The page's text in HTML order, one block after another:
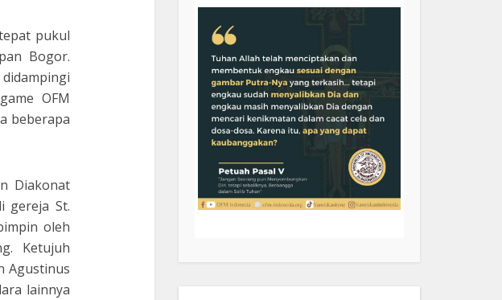
pukul
Bogor.
OFM
beberapa
Diakonat
gereja St.
oleh
Ketujuh
Agustinus
lainnya